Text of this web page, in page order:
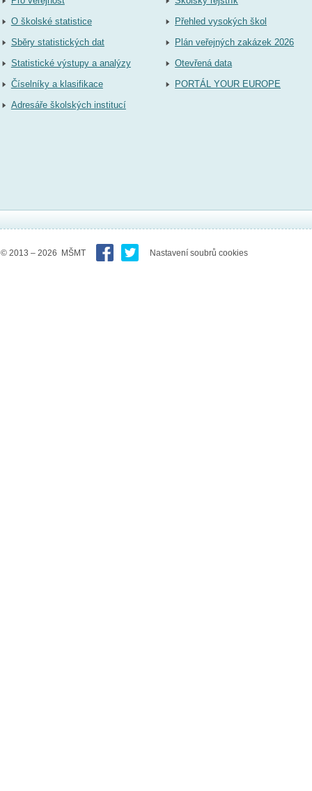
O školské statistice
Sběry statistických dat
Statistické výstupy a analýzy
Číselníky a klasifikace
Adresáře školských institucí
Přehled vysokých škol
Plán veřejných zakázek 2026
Otevřená data
PORTÁL YOUR EUROPE
© 2013 – 2026 MŠMT Nastavení soubrů cookies